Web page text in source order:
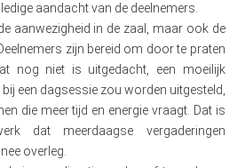
aandacht van de deelnemers.
aanwezigheid in de zaal, maar ook de
zijn bereid om door te praten
nog niet is uitgedacht, een moeilijk
een dagsessie zou worden uitgesteld,
die meer tijd en energie vraagt. Dat is
dat meerdaagse vergaderingen
overleg.